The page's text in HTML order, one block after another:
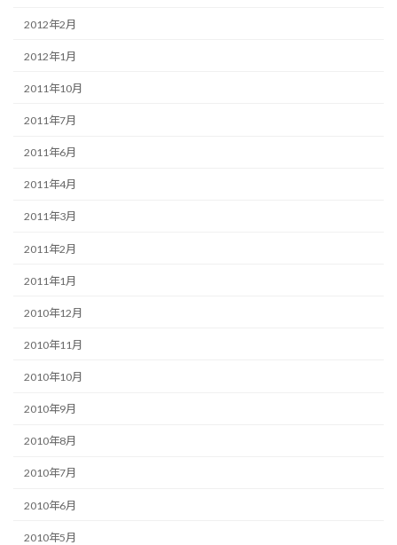
2012年2月
2012年1月
2011年10月
2011年7月
2011年6月
2011年4月
2011年3月
2011年2月
2011年1月
2010年12月
2010年11月
2010年10月
2010年9月
2010年8月
2010年7月
2010年6月
2010年5月